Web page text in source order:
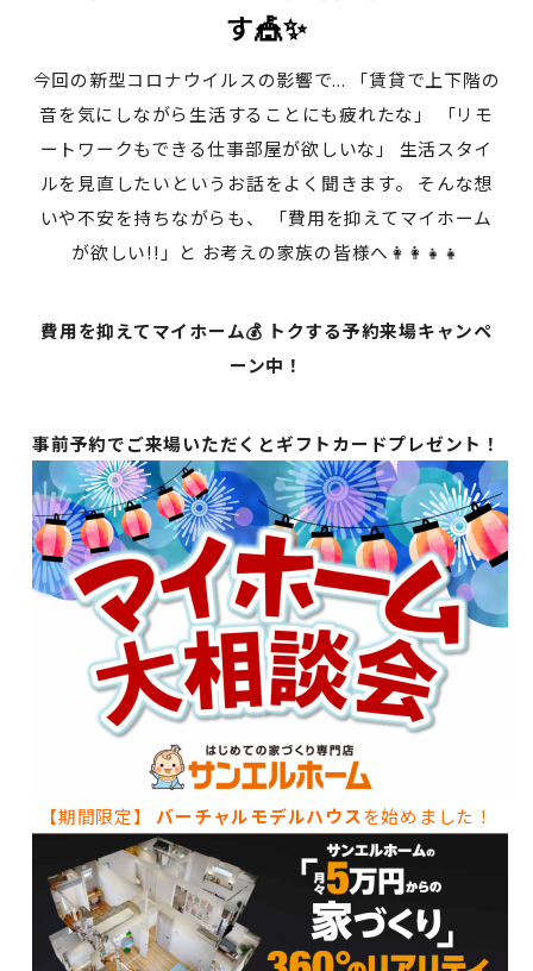
す🎪✨
今回の新型コロナウイルスの影響で... 「賃貸で上下階の
音を気にしながら生活することにも疲れたな」 「リモ
ートワークもできる仕事部屋が欲しいな」 生活スタイ
ルを見直したいというお話をよく聞きます。 そんな想
いや不安を持ちながらも、 「費用を抑えてマイホーム
が欲しい!!」と お考えの家族の皆様へ👩‍👩‍👧‍👧
費用を抑えてマイホーム💰 トクする予約来場キャンペ
ーン中！
事前予約でご来場いただくとギフトカードプレゼント！
【期間限定】 バーチャルモデルハウスを始めました！